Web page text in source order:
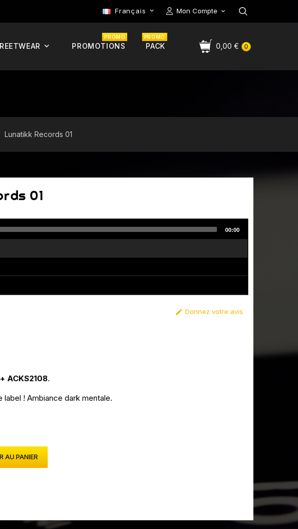
Mon Compte
Français 
0
0,00 €
PROMOTIONS
PROMO
PACK
PROMO
Lunatikk Records 01
01
00:00
 Donnez votre avis
ACKS2108.
label ! Ambiance dark mentale.
AU PANIER